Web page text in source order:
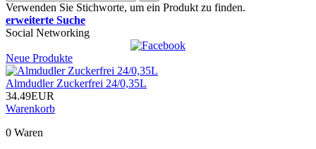
Verwenden Sie Stichworte, um ein Produkt zu finden.
erweiterte Suche
Social Networking
Neue Produkte
Almdudler Zuckerfrei 24/0,35L
34.49EUR
Warenkorb
0 Waren